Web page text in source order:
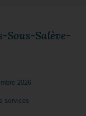
Sous-Salève-
2026
services